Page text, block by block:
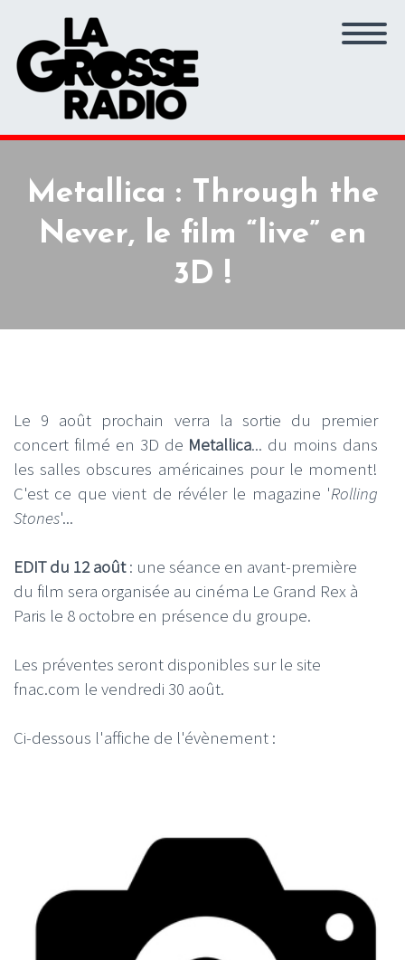
Metallica : Through the
Never, le film “live” en
3D !
Le 9 août prochain verra la sortie du premier
concert filmé en 3D de Metallica... du moins dans
les salles obscures américaines pour le moment!
C'est ce que vient de révéler le magazine 'Rolling
Stones'...
EDIT du 12 août: une séance en avant-première
du film sera organisée au cinéma Le Grand Rex à
Paris le 8 octobre en présence du groupe.
Les préventes seront disponibles sur le site
fnac.com le vendredi 30 août.
Ci-dessous l'affiche de l'évènement :